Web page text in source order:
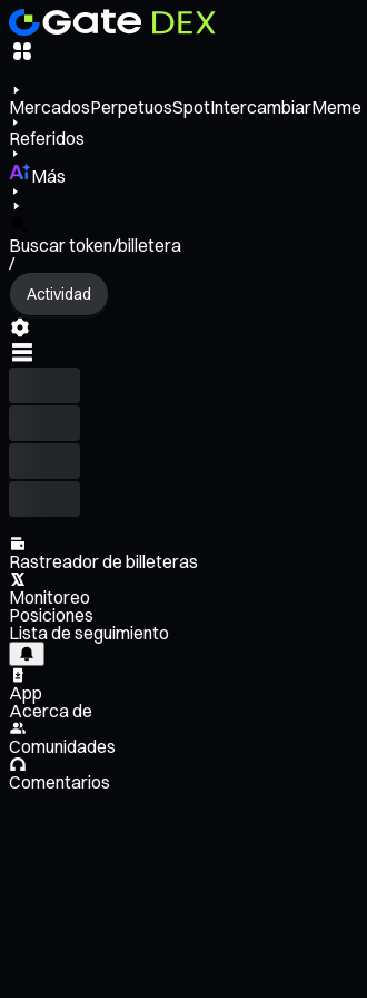
MercadosPerpetuosSpotIntercambiarMeme
Referidos
Más
Buscar token/billetera
/
Actividad
Rastreador de billeteras
Monitoreo
Posiciones
Lista de seguimiento
App
Acerca de
Comunidades
Comentarios